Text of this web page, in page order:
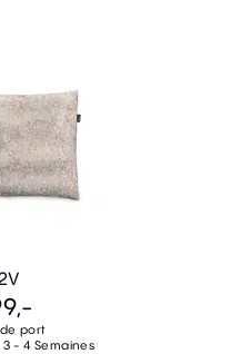
port
- 4 Semaines